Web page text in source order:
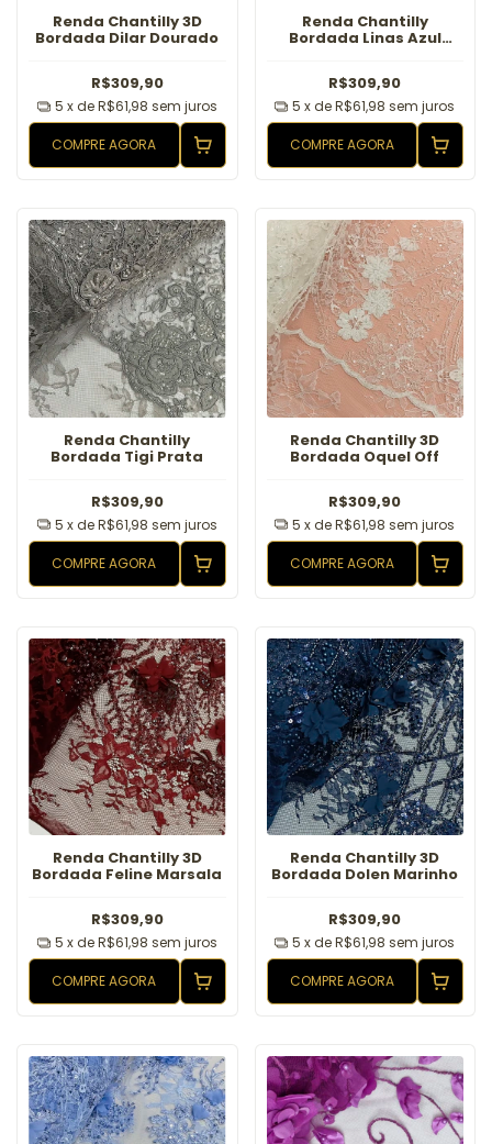
Renda Chantilly 3D
Bordada Dilar Dourado
R$309,90
5 x deR$61,98 sem juros
COMPRE AGORA
Renda Chantilly
Bordada Linas Azul
R$309,90
5 x deR$61,98 sem juros
COMPRE AGORA
Renda Chantilly
Bordada Tigi Prata
R$309,90
5 x deR$61,98 sem juros
COMPRE AGORA
Renda Chantilly 3D
Bordada Oquel Off
R$309,90
5 x deR$61,98 sem juros
COMPRE AGORA
Renda Chantilly 3D
Bordada Feline Marsala
R$309,90
5 x deR$61,98 sem juros
COMPRE AGORA
Renda Chantilly 3D
Bordada Dolen Marinho
R$309,90
5 x deR$61,98 sem juros
COMPRE AGORA